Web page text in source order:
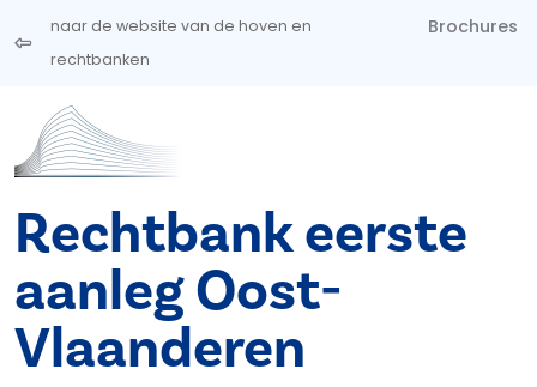
Overslaan en naar de inhoud gaan
naar de website van de hoven en
rechtbanken
Brochures
Rechtbank eerste
aanleg Oost-
Vlaanderen